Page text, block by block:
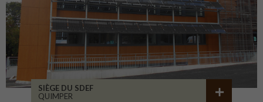
SIÈGE DU SDEF
QUIMPER